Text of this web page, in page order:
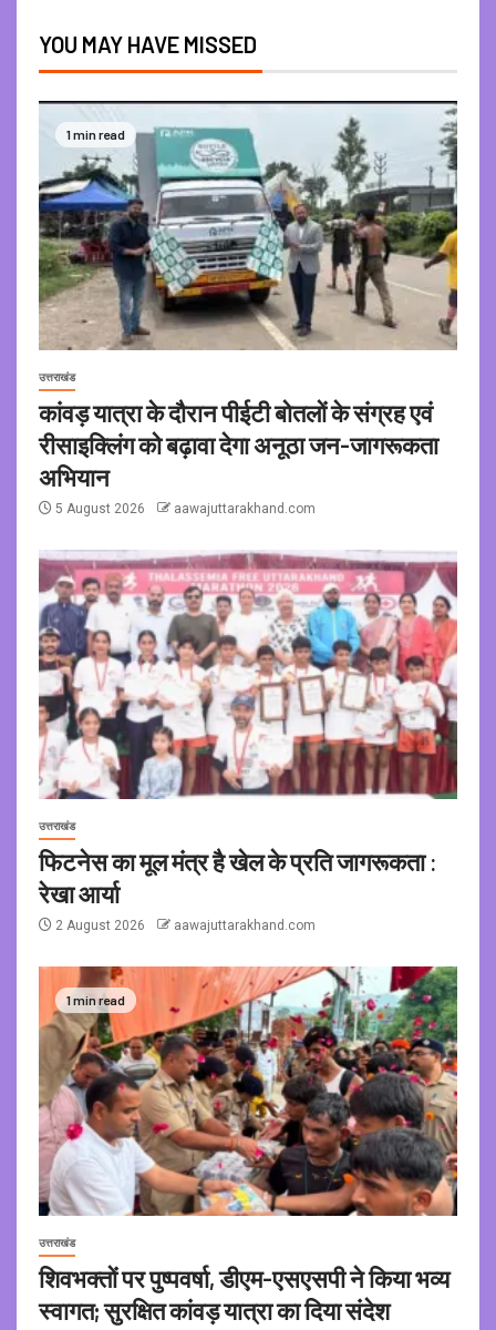
YOU MAY HAVE MISSED
1 min read
उत्तराखंड
कांवड़ यात्रा के दौरान पीईटी बोतलों के संग्रह एवं
रीसाइक्लिंग को बढ़ावा देगा अनूठा जन-जागरूकता
अभियान
5 August 2026 aawajuttarakhand.com
उत्तराखंड
फिटनेस का मूल मंत्र है खेल के प्रति जागरूकता :
रेखा आर्या
2 August 2026 aawajuttarakhand.com
1 min read
उत्तराखंड
शिवभक्तों पर पुष्पवर्षा, डीएम-एसएसपी ने किया भव्य
स्वागत; सुरक्षित कांवड़ यात्रा का दिया संदेश